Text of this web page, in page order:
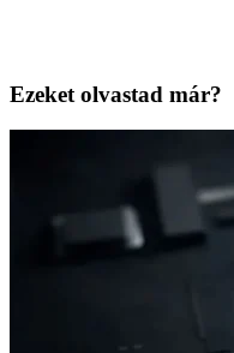
Ezeket olvastad már?